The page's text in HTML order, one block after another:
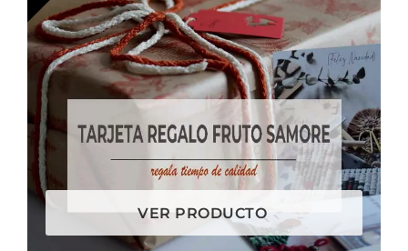
VER PRODUCTO